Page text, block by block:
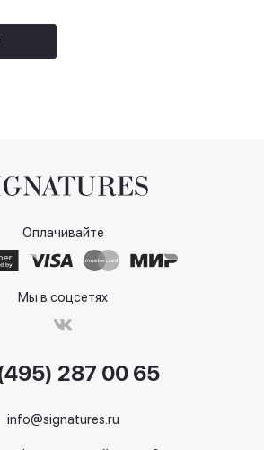
Оплачивайте
Мы в соцсетях
287 00 65
info@signatures.ru